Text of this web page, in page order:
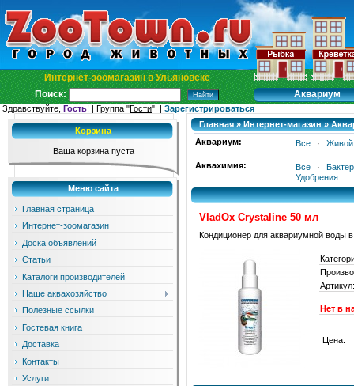
Интернет-зоомагазин в Ульяновске
Поиск:
Аквариум
Здравствуйте, Гость! | Группа "Гости" | Зарегистрироваться
Корзина
Ваша корзина пуста
Меню сайта
Главная страница
Интернет-зоомагазин
Доска объявлений
Статьи
Каталоги производителей
Наше аквахозяйство
Полезные ссылки
Гостевая книга
Доставка
Контакты
Услуги
Главная » Интернет-магазин »
Аквариум:
Все · Живой
Аквахимия: Все ·
Удобрения
VladOx Crystaline 50 мл
Кондиционер для аквариумной воды
Артикул:
Нет в
Цена: